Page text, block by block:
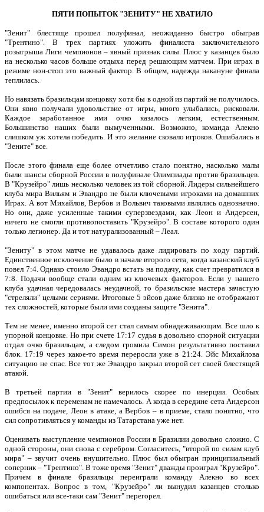
ПЯТИ ПОПЫТОК "ЗЕНИТУ" НЕ ХВАТИЛО
"Зенит" блестяще прошел полуфинал, неожиданно быстро обыграв
"Трентино". В трех партиях уложить финалиста заключительного
розыгрыша Лиги чемпионов – явный признак силы. Плюс у казанцев было
на несколько часов больше отдыха перед решающим матчем. При играх в
режиме нон-стоп это важный фактор. В общем, надежда накануне финала
теплилась.
Но навязать бразильцам концовку хотя бы в одной из партий не получилось.
Они явно получали удовольствие от игры, много улыбались, рисковали.
Каждое заработанное ими очко казалось легким, естественным.
Большинство наших были вымученными. Возможно, команда Алекно
слишком уж хотела победить. И это желание сковало игроков. Ошибались в
"Зените" все.
После этого финала еще более отчетливо стало понятно, насколько малы
были шансы сборной России в полуфинале Олимпиады против бразильцев.
В "Крузейро" лишь несколько человек из той сборной. Лидеры сильнейшего
клуба мира Вильям и Эвандро не были ключевыми игроками на домашних
Играх. А вот Михайлов, Вербов и Вольвич таковыми являлись однозначно.
Но они, даже усиленные такими суперзвездами, как Леон и Андерсен,
ничего не смогли противопоставить "Крузейро". В составе которого один
только легионер. Да и тот натурализованный – Леал.
"Зениту" в этом матче не удавалось даже лидировать по ходу партий.
Единственное исключение было в начале второго сета, когда казанский клуб
повел 7:4. Однако стоило Эвандро встать на подачу, как счет превратился в
7:8. Подачи вообще стали одним из ключевых факторов. Если у нашего
клуба удачная чередовалась неудачной, то бразильские мастера зачастую
"стреляли" целыми сериями. Итоговые 5 эйсов даже близко не отображают
тех сложностей, которые были ими созданы защите "Зенита".
Тем не менее, именно второй сет стал самым обнадеживающим. Все шло к
упорной концовке. Но при счете 17:17 судья в довольно спорной ситуации
отдал очко бразильцам, а следом громила Симон результативно поставил
блок. 17:19 через какое-то время переросли уже в 21:24. Эйс Михайлова
ситуацию не спас. Все тот же Эвандро закрыл второй сет своей блестящей
атакой.
В третьей партии в "Зенит" верилось скорее по инерции. Особых
предпосылок к переменам не намечалось. А когда в середине сета Андерсон
ошибся на подаче, Леон в атаке, а Вербов – в приеме, стало понятно, что
сил сопротивляться у команды из Татарстана уже нет.
Оценивать выступление чемпионов России в Бразилии довольно сложно. С
одной стороны, они снова с серебром. Согласитесь, "второй по силам клуб
мира" – звучит очень внушительно. Плюс был обыгран принципиальный
соперник – "Трентино". В тоже время "Зенит" дважды проиграл "Крузейро".
Причем в финале бразильцы переиграли команду Алекно во всех
компонентах. Вопрос в том, "Крузейро" ли вынудил казанцев столько
ошибаться или все-таки сам "Зенит" перегорел.